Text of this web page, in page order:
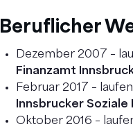
Beruflicher
Dezember 2007 –
Finanzamt
Februar 2017 –
Innsbrucker Soziale
Oktober 2016 –